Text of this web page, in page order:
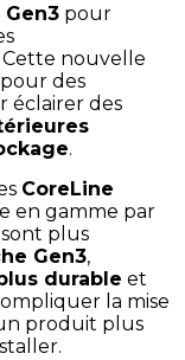
pour
nouvelle
des
éclairer des
.
CoreLine
en gamme par
plus
Gen3,
durable et
la mise
produit plus